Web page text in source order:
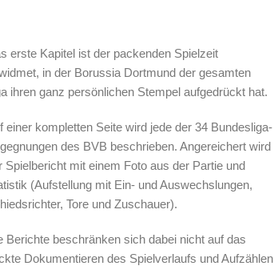
erste Kapitel ist der packenden Spielzeit
in der Borussia Dortmund der gesamten
ihren ganz persönlichen Stempel aufgedrückt hat.
einer kompletten Seite wird jede der 34 Bundesliga-
des BVB beschrieben. Angereichert wird
Spielbericht mit einem Foto aus der Partie und
(Aufstellung mit Ein- und Auswechslungen,
Tore und Zuschauer).
Berichte beschränken sich dabei nicht auf das
Dokumentieren des Spielverlaufs und Aufzählen